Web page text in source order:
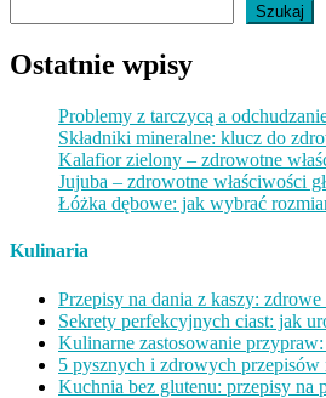
Szukaj
Ostatnie wpisy
Problemy z tarczycą a
Składniki mineralne: klucz do
Kalafior zielony – zdrowotne
Jujuba – zdrowotne właściwości
Łóżka dębowe: jak wybrać
Kulinaria
Przepisy na dania z kaszy:
Sekrety perfekcyjnych ciast: jak
Kulinarne zastosowanie
5 pysznych i zdrowych
Kuchnia bez glutenu: przepisy na